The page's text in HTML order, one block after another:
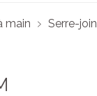
main Serre-